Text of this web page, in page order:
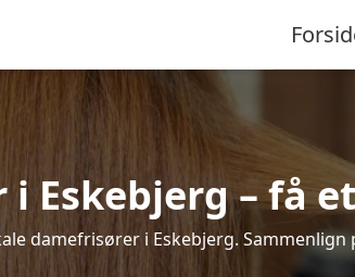
i Eskebjerg – få
damefrisører i Eskebjerg.